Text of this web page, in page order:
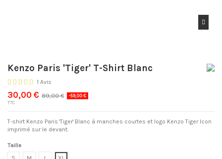
Kenzo Paris 'Tiger' T-Shirt Blanc
1 Avis
30,00 € 89,00 € -59,00 €
TTC
T-shirt Kenzo Paris 'Tiger' Blanc à manches courtes et logo Kenzo Tiger Icon
imprimé sur le devant.
Taille